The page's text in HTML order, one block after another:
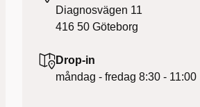
Diagnosvägen 11
416 50 Göteborg
Drop-in
måndag - fredag 8:30 - 11:00